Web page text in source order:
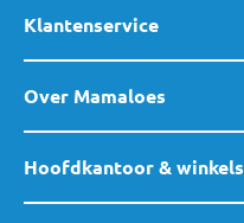
Klantenservice
Over Mamaloes
Hoofdkantoor & winkels